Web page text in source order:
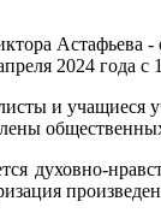
Астафьева
2024 года с
и учащиеся
духовно-